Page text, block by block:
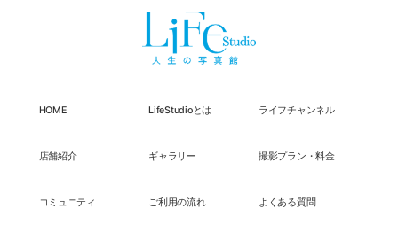
HOME LifeStudioとは ライフチャンネル
店舗紹介 ギャラリー 撮影プラン・料金
コミュニティ ご利用の流れ よくある質問